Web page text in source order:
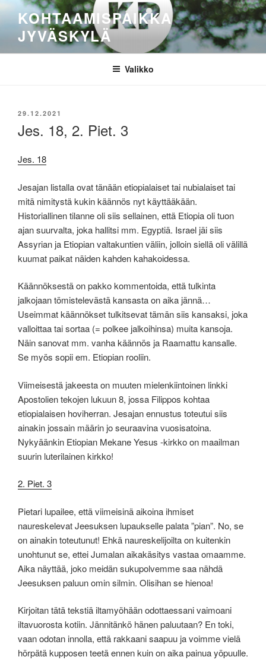
sisältöönKOHTAAMISPAIKKA
JYVÄSKYLÄ
Valikko
JULKAISTU
29.12.2021
Jes. 18, 2. Piet. 3
Jes. 18
Jesajan listalla ovat tänään etiopialaiset tai nubialaiset tai
mitä nimitystä kukin käännös nyt käyttääkään.
Historiallinen tilanne oli siis sellainen, että Etiopia oli tuon
ajan suurvalta, joka hallitsi mm. Egyptiä. Israel jäi siis
Assyrian ja Etiopian valtakuntien väliin, jolloin siellä oli välillä
kuumat paikat näiden kahden kahakoidessa.
Käännöksestä on pakko kommentoida, että tulkinta
jalkojaan tömistelevästä kansasta on aika jännä…
Useimmat käännökset tulkitsevat tämän siis kansaksi, joka
valloittaa tai sortaa (= polkee jalkoihinsa) muita kansoja.
Näin sanovat mm. vanha käännös ja Raamattu kansalle.
Se myös sopii em. Etiopian rooliin.
Viimeisestä jakeesta on muuten mielenkiintoinen linkki
Apostolien tekojen lukuun 8, jossa Filippos kohtaa
etiopialaisen hoviherran. Jesajan ennustus toteutui siis
ainakin jossain määrin jo seuraavina vuosisatoina.
Nykyäänkin Etiopian Mekane Yesus -kirkko on maailman
suurin luterilainen kirkko!
2. Piet. 3
Pietari lupailee, että viimeisinä aikoina ihmiset
naureskelevat Jeesuksen lupaukselle palata ”pian”. No, se
on ainakin toteutunut! Ehkä naureskelijoilta on kuitenkin
unohtunut se, ettei Jumalan aikakäsitys vastaa omaamme.
Aika näyttää, joko meidän sukupolvemme saa nähdä
Jeesuksen paluun omin silmin. Olisihan se hienoa!
Kirjoitan tätä tekstiä iltamyöhään odottaessani vaimoani
iltavuorosta kotiin. Jännitänkö hänen paluutaan? En toki,
vaan odotan innolla, että rakkaani saapuu ja voimme vielä
hörpätä kupposen teetä ennen kuin on aika painua yöpuulle.